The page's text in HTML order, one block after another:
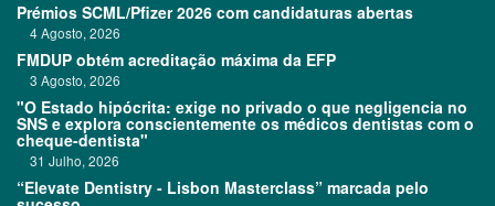
Prémios SCML/Pfizer 2026 com candidaturas abertas
4 Agosto, 2026
FMDUP obtém acreditação máxima da EFP
3 Agosto, 2026
"O Estado hipócrita: exige no privado o que negligencia no
SNS e explora conscientemente os médicos dentistas com o
cheque-dentista"
31 Julho, 2026
“Elevate Dentistry - Lisbon Masterclass” marcada pelo